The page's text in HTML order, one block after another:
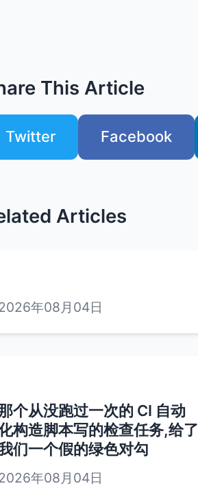
This Article
Twitter Facebook
Articles
年08月04日
个从没跑过一次的 CI 自动
构造脚本写的检查任务,给了
们一个假的绿色对勾
年08月04日